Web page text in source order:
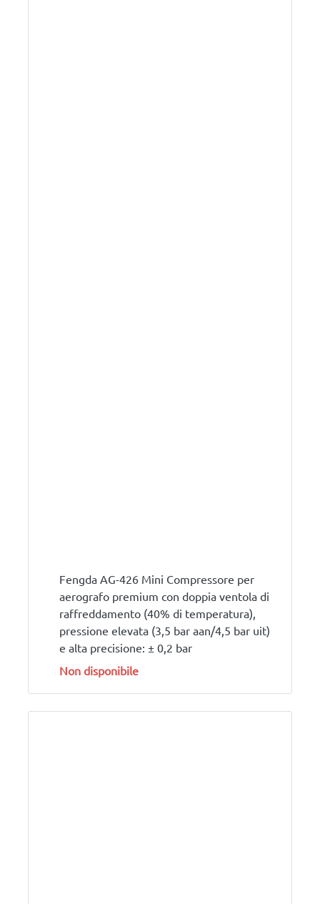
Fengda AG-426 Mini Compressore per
aerografo premium con doppia ventola di
raffreddamento (40% di temperatura),
pressione elevata (3,5 bar aan/4,5 bar uit)
e alta precisione: ± 0,2 bar
Non disponibile